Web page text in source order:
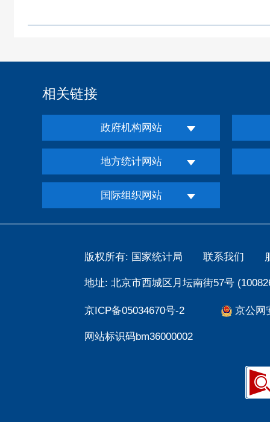
相关链接
政府机构网站
地方统计网站
国际组织网站
版权所有: 国家统计局 联系我们
地址: 北京市西城区月坛南街57号
京ICP备05034670号-2 京公网
网站标识码bm36000002